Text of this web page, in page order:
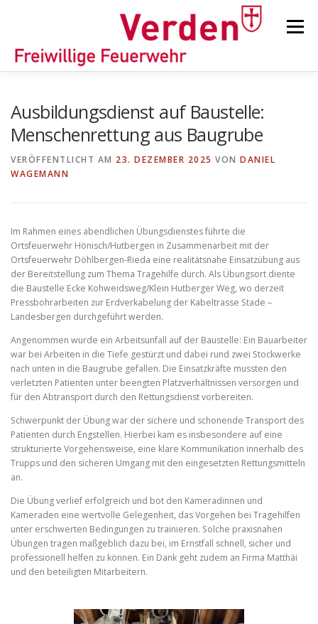
Menü
TIPPS/TRICKS
Ausbildungsdienst auf Baustelle:
Menschenrettung aus Baugrube
VERÖFFENTLICHT AM 23. DEZEMBER 2025 VON DANIEL
WAGEMANN
Im Rahmen eines abendlichen Übungsdienstes führte die
Ortsfeuerwehr Hönisch/Hutbergen in Zusammenarbeit mit der
Ortsfeuerwehr Döhlbergen-Rieda eine realitätsnahe Einsatzübung aus
der Bereitstellung zum Thema Tragehilfe durch. Als Übungsort diente
die Baustelle Ecke Kohweidsweg/Klein Hutberger Weg, wo derzeit
Pressbohrarbeiten zur Erdverkabelung der Kabeltrasse Stade –
Landesbergen durchgeführt werden.
Angenommen wurde ein Arbeitsunfall auf der Baustelle: Ein Bauarbeiter
war bei Arbeiten in die Tiefe gestürzt und dabei rund zwei Stockwerke
nach unten in die Baugrube gefallen. Die Einsatzkräfte mussten den
verletzten Patienten unter beengten Platzverhältnissen versorgen und
für den Abtransport durch den Rettungsdienst vorbereiten.
Schwerpunkt der Übung war der sichere und schonende Transport des
Patienten durch Engstellen. Hierbei kam es insbesondere auf eine
strukturierte Vorgehensweise, eine klare Kommunikation innerhalb des
Trupps und den sicheren Umgang mit den eingesetzten Rettungsmitteln
an.
Die Übung verlief erfolgreich und bot den Kameradinnen und
Kameraden eine wertvolle Gelegenheit, das Vorgehen bei Tragehilfen
unter erschwerten Bedingungen zu trainieren. Solche praxisnahen
Übungen tragen maßgeblich dazu bei, im Ernstfall schnell, sicher und
professionell helfen zu können. Ein Dank geht zudem an Firma Matthäi
und den beteiligten Mitarbeitern.